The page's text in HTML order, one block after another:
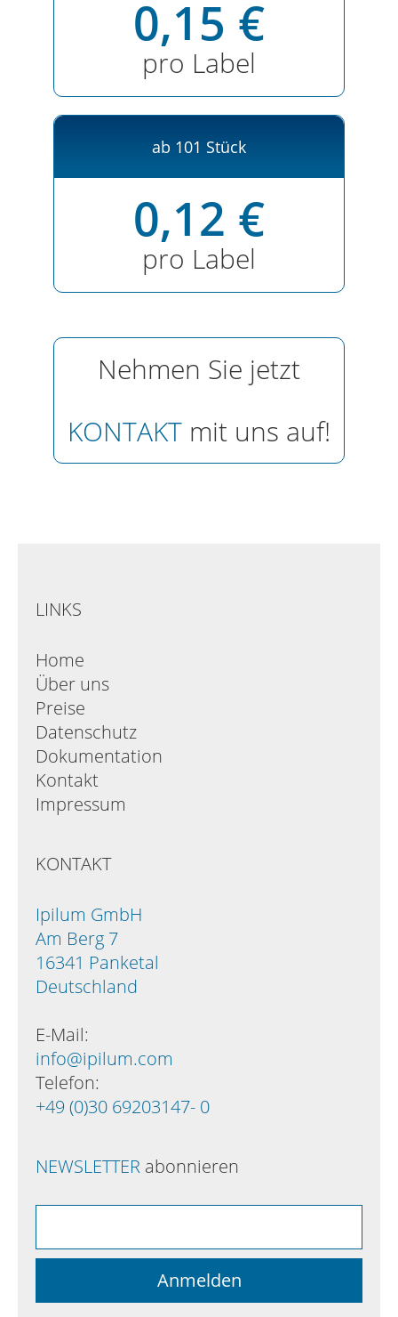
0,15 €
pro Label
ab 101 Stück
0,12 €
pro Label
Nehmen Sie jetzt
KONTAKT mit uns auf!
LINKS
Home
Über uns
Preise
Datenschutz
Dokumentation
Kontakt
Impressum
KONTAKT
Ipilum GmbH
Am Berg 7
16341 Panketal
Deutschland
E-Mail:
info@ipilum.com
Telefon:
+49 (0)30 69203147- 0
NEWSLETTER abonnieren